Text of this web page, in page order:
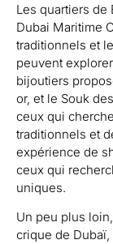
Les quartiers de
Dubai Maritime
traditionnels et
peuvent
bijoutiers
or, et le Souk
ceux qui
traditionnels et
expérience de
ceux qui
uniques.
Un peu plus
crique de